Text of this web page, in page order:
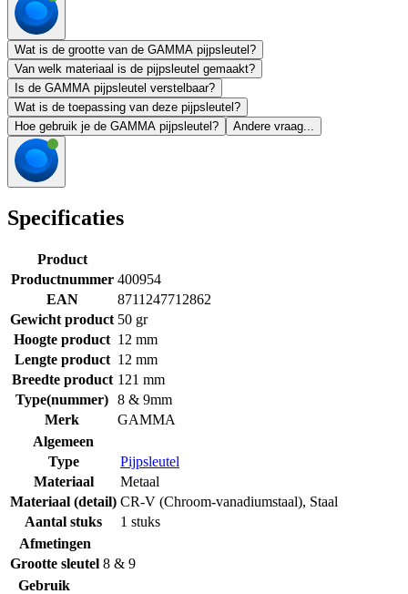
Wat is de grootte van de GAMMA pijpsleutel?
Van welk materiaal is de pijpsleutel gemaakt?
Is de GAMMA pijpsleutel verstelbaar?
Wat is de toepassing van deze pijpsleutel?
Hoe gebruik je de GAMMA pijpsleutel?
Andere vraag...
Specificaties
Product
Productnummer 400954
EAN
8711247712862
Gewicht product 50 gr
Hoogte product 12 mm
Lengte product 12 mm
Breedte product 121 mm
Type(nummer) 8 & 9mm
Merk
GAMMA
Algemeen
Type
Pijpsleutel
Materiaal
Metaal
Materiaal (detail) CR-V (Chroom-vanadiumstaal), Staal
Aantal stuks
1 stuks
Afmetingen
Grootte sleutel 8 & 9
Gebruik